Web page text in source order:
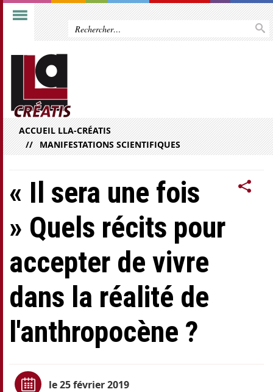
ACCUEIL LLA-CRÉATIS
MANIFESTATIONS SCIENTIFIQUES
« Il sera une fois
» Quels récits pour
accepter de vivre
dans la réalité de
l'anthropocène ?
le 25 février 2019